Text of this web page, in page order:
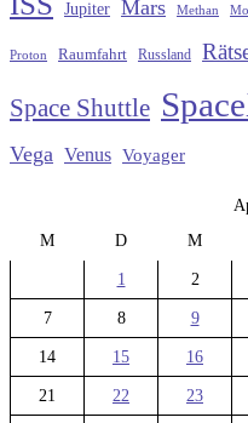
Jupiter Mars Methan
Proton Raumfahrt Russland
Space Shuttle
Vega Venus Voyager
M
D M
1 2
7 8 9
14 15 16
21 22 23